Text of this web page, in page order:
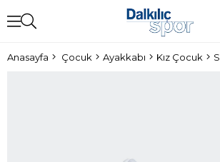
Anasayfa Çocuk Ayakkabı Kız Çocuk